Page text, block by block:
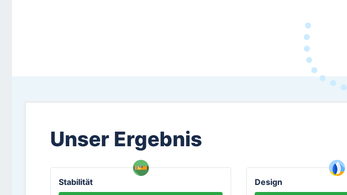
Unser Ergebnis
Stabilität Design